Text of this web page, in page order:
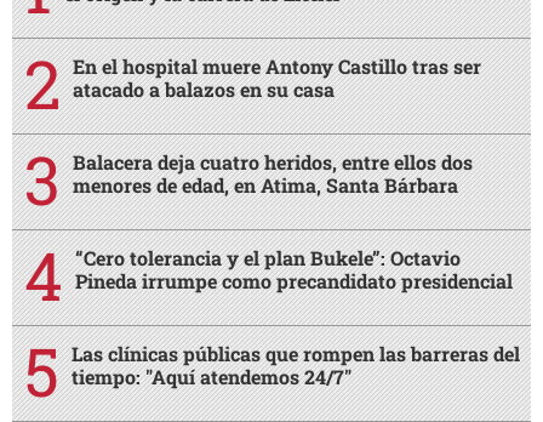
En el hospital muere Antony Castillo tras ser
atacado a balazos en su casa
Balacera deja cuatro heridos, entre ellos dos
menores de edad, en Atima, Santa Bárbara
“Cero tolerancia y el plan Bukele”: Octavio
Pineda irrumpe como precandidato presidencial
Las clínicas públicas que rompen las barreras del
tiempo: "Aquí atendemos 24/7"